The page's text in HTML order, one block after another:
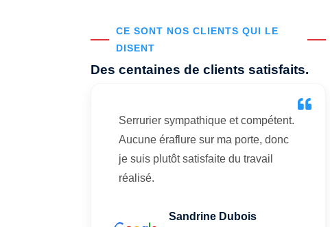
CE SONT NOS CLIENTS QUI LE
DISENT
Des centaines de clients satisfaits.
Serrurier sympathique et compétent.
Aucune éraflure sur ma porte, donc
je suis plutôt satisfaite du travail
réalisé.
Sandrine Dubois